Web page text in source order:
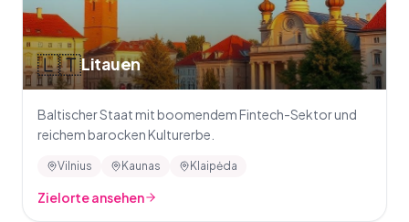
🇱🇹Litauen
Baltischer Staat mit boomendem Fintech-Sektor und
reichem barocken Kulturerbe.
Vilnius Kaunas Klaipėda
Zielorte ansehen